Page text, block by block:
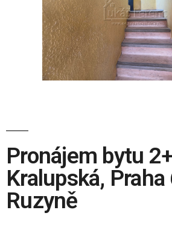
Pronájem bytu
Kralupská, Praha
Ruzyně